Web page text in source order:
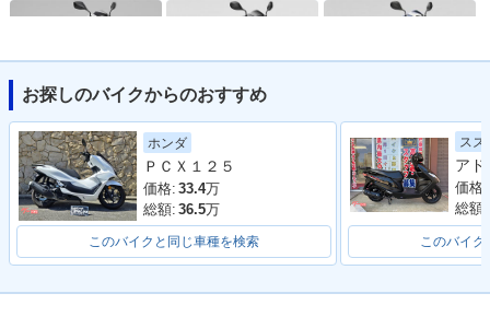
2022年 LEAD 12
5・マイナーチェン
ジ
2020年 LEAD 12
5・特別・限定仕様
5・カラーチェンジ
お探しのバイクからのおすすめ
ホンダ
ＰＣＸ１２５
価格: 33.4万
総額: 36.5万
このバイクと同じ車種を検索
スズ
価格:
総額:
このバイク